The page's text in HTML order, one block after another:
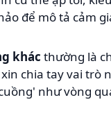
để mô tả cảm
khác thường là
chia tay vai trò
như vòng